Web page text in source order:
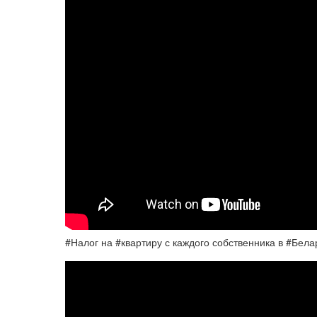
#Налог на #квартиру с каждого собственника в